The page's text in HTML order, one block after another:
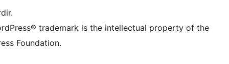
trademark is the intellectual property of the
Foundation.